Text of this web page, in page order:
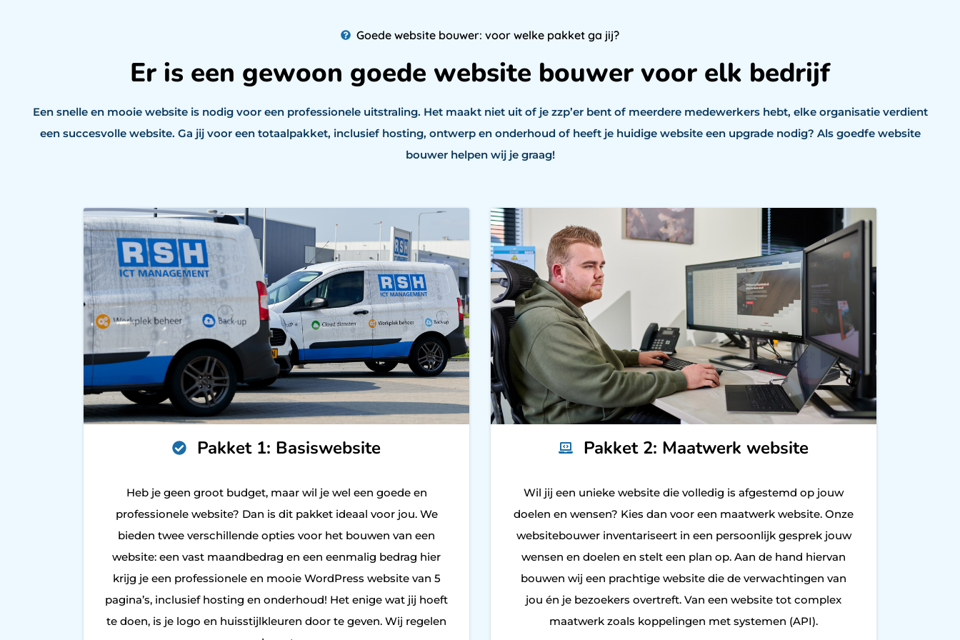
Goede website bouwer: voor welke pakket ga jij?
Er is een gewoon goede website bouwer voor elk bedrijf
Een snelle en mooie website is nodig voor een professionele uitstraling. Het maakt niet uit of je zzp’er bent of meerdere medewerkers hebt, elke organisatie verdient
een succesvolle website. Ga jij voor een totaalpakket, inclusief hosting, ontwerp en onderhoud of heeft je huidige website een upgrade nodig? Als goedfe website
bouwer helpen wij je graag!
Pakket 1: Basiswebsite
Heb je geen groot budget, maar wil je wel een goede en
professionele website? Dan is dit pakket ideaal voor jou. We
bieden twee verschillende opties voor het bouwen van een
website: een vast maandbedrag en een eenmalig bedrag hier
krijg je een professionele en mooie WordPress website van 5
pagina’s, inclusief hosting en onderhoud! Het enige wat jij hoeft
te doen, is je logo en huisstijlkleuren door te geven. Wij regelen
Pakket 2: Maatwerk website
Wil jij een unieke website die volledig is afgestemd op jouw
doelen en wensen? Kies dan voor een maatwerk website. Onze
websitebouwer inventariseert in een persoonlijk gesprek jouw
wensen en doelen en stelt een plan op. Aan de hand hiervan
bouwen wij een prachtige website die de verwachtingen van
jou én je bezoekers overtreft. Van een website tot complex
maatwerk zoals koppelingen met systemen (API).